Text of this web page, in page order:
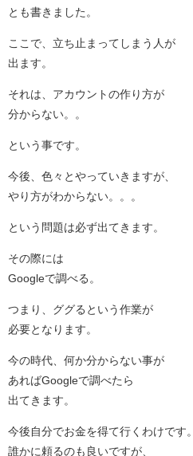
とも書きました。
ここで、立ち止まってしまう人が
出ます。
それは、アカウントの作り方が
分からない。。
という事です。
今後、色々とやっていきますが、
やり方がわからない。。。
という問題は必ず出てきます。
その際には
Googleで調べる。
つまり、ググるという作業が
必要となります。
今の時代、何か分からない事が
あればGoogleで調べたら
出てきます。
今後自分でお金を得て行くわけです。
誰かに頼るのも良いですが、